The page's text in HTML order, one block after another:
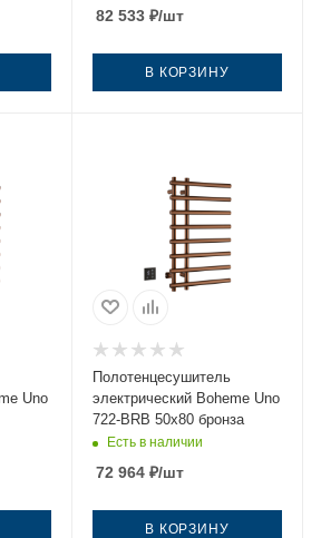
82 533₽/шт
В КОРЗИНУ
Uno
Полотенцесушитель
электрический Boheme Uno
722-BRB 50х80 бронза
Есть в наличии
72 964₽/шт
В КОРЗИНУ